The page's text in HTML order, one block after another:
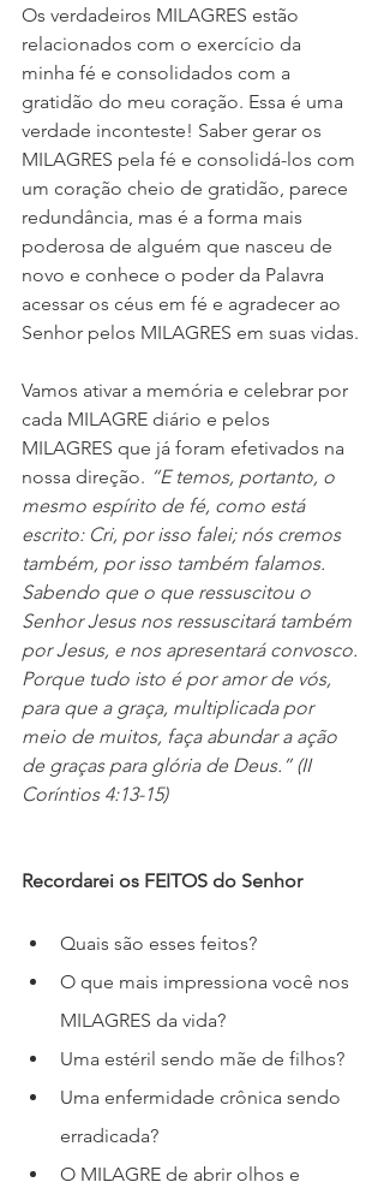
Os verdadeiros MILAGRES estão
relacionados com o exercício da
minha fé e consolidados com a
gratidão do meu coração. Essa é uma
verdade inconteste! Saber gerar os
MILAGRES pela fé e consolidá-los com
um coração cheio de gratidão, parece
redundância, mas é a forma mais
poderosa de alguém que nasceu de
novo e conhece o poder da Palavra
acessar os céus em fé e agradecer ao
Senhor pelos MILAGRES em suas vidas.
Vamos ativar a memória e celebrar por
cada MILAGRE diário e pelos
MILAGRES que já foram efetivados na
nossa direção. “E temos, portanto, o
mesmo espírito de fé, como está
escrito: Cri, por isso falei; nós cremos
também, por isso também falamos.
Sabendo que o que ressuscitou o
Senhor Jesus nos ressuscitará também
por Jesus, e nos apresentará convosco.
Porque tudo isto é por amor de vós,
para que a graça, multiplicada por
meio de muitos, faça abundar a ação
de graças para glória de Deus.” (II
Coríntios 4:13-15)
Recordarei os FEITOS do Senhor
Quais são esses feitos?
O que mais impressiona você nos
MILAGRES da vida?
Uma estéril sendo mãe de filhos?
Uma enfermidade crônica sendo
erradicada?
O MILAGRE de abrir olhos e